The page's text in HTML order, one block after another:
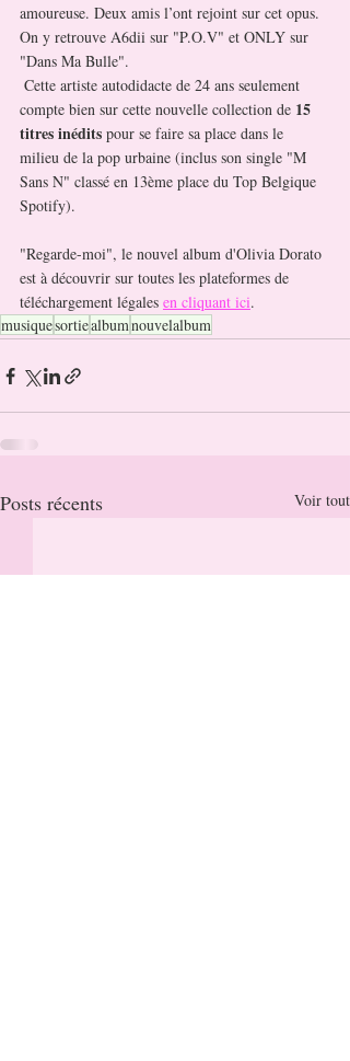
amoureuse. Deux amis l’ont rejoint sur cet opus.
On y retrouve A6dii sur "P.O.V" et ONLY sur
"Dans Ma Bulle".
compte bien sur cette nouvelle collection de 15
titres inédits pour se faire sa place dans le
milieu de la pop urbaine (inclus son single "M
Sans N" classé en 13ème place du Top Belgique
Spotify).
"Regarde-moi", le nouvel album d'Olivia Dorato
est à découvrir sur toutes les plateformes de
téléchargement légales en cliquant ici.
musiquesortiealbumnouvelalbum
Posts récents Voir tout